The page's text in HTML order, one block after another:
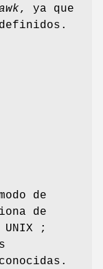
, ya que
de
de
UNIX ;